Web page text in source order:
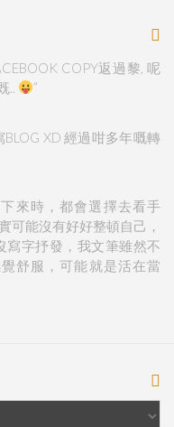
COPY返過黎, 呢
..
”
XD 經過咁多年嘅轉
來時，都會選擇去看手
可能沒有好好整頓自己，
寫字抒發，我文筆雖然不
舒服，可能就是活在當